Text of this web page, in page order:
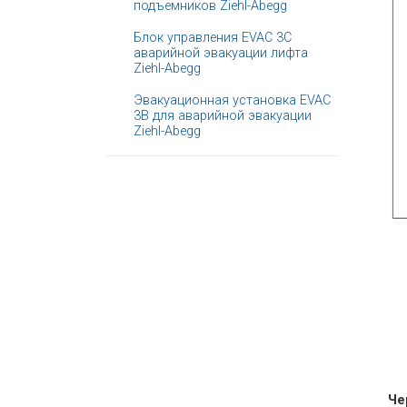
подъемников Ziehl-Abegg
Блок управления EVAC 3C
аварийной эвакуации лифта
Ziehl-Abegg
Эвакуационная установка EVAC
3B для аварийной эвакуации
Ziehl-Abegg